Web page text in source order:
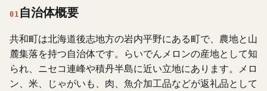
01 自治体概要
共和町は北海道後志地方の岩内平野にある町で、農地と山
麓集落を持つ自治体です。らいでんメロンの産地として知
られ、ニセコ連峰や積丹半島に近い立地にあります。メロ
ン、米、じゃがいも、肉、魚介加工品などが返礼品として